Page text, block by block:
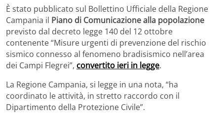
È stato pubblicato sul Bollettino Ufficiale della Regione
Campania il Piano di Comunicazione alla popolazione
previsto dal decreto legge 140 del 12 ottobre
contenente “Misure urgenti di prevenzione del rischio
sismico connesso al fenomeno bradisismico nell’area
dei Campi Flegrei”, convertito ieri in legge.
La Regione Campania, si legge in una nota, “ha
coordinato le attività, in stretto raccordo con il
Dipartimento della Protezione Civile”.